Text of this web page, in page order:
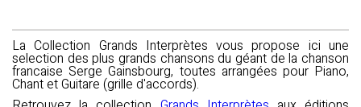
La Collection Grands Interprètes vous propose ici une
selection des plus grands chansons du géant de la chanson
francaise Serge Gainsbourg, toutes arrangées pour Piano,
Chant et Guitare (grille d'accords).